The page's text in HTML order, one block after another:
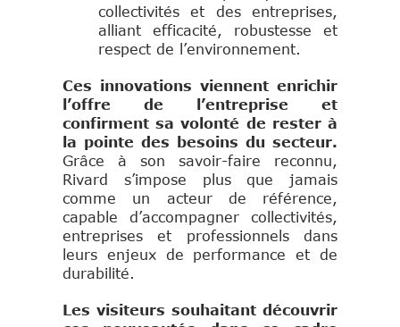
collectivités et des entreprises,
alliant efficacité, robustesse et
respect de l’environnement.
Ces innovations viennent enrichir
l’offre de l’entreprise et
confirment sa volonté de rester à
la pointe des besoins du secteur.
Grâce à son savoir-faire reconnu,
Rivard s’impose plus que jamais
comme un acteur de référence,
capable d’accompagner collectivités,
entreprises et professionnels dans
leurs enjeux de performance et de
durabilité.
Les visiteurs souhaitant découvrir